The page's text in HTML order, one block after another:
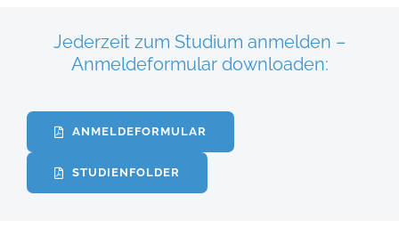
Jederzeit zum Studium anmelden –
Anmeldeformular downloaden:
ANMELDEFORMULAR
STUDIENFOLDER